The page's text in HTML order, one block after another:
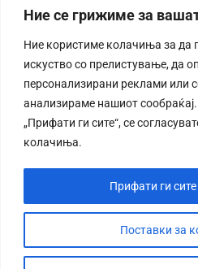
Ние се грижиме за
Ние користиме колачиња за да
искуство со прелистување, да
персонализирани реклами или
анализираме нашиот
„Прифати ги сите“, се
колачиња.
Поставки за
Прифати ги